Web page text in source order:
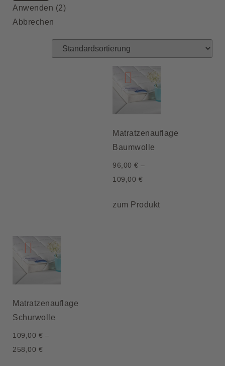
Anwenden (2)
Abbrechen
Matratzenauflage
Baumwolle
96,00 € –
109,00 €
zum Produkt
Matratzenauflage
Schurwolle
109,00 € –
258,00 €